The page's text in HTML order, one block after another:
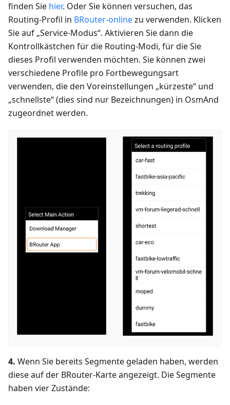
finden Sie hier. Oder Sie können versuchen, das
Routing-Profil in BRouter-onlinezu verwenden. Klicken
Sie auf „Service-Modus“. Aktivieren Sie dann die
Kontrollkästchen für die Routing-Modi, für die Sie
dieses Profil verwenden möchten. Sie können zwei
verschiedene Profile pro Fortbewegungsart
verwenden, die den Voreinstellungen „kürzeste“ und
„schnellste“ (dies sind nur Bezeichnungen) in OsmAnd
zugeordnet werden.
4. Wenn Sie bereits Segmente geladen haben, werden
diese auf der BRouter-Karte angezeigt. Die Segmente
haben vier Zustände: